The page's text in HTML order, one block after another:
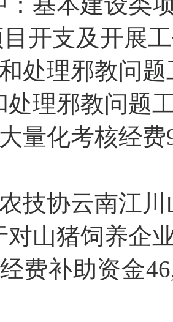
开支及开展
处理邪教问
处理邪教问题
量化考核经费
技协云南江
对山猪饲养企
费补助资金46